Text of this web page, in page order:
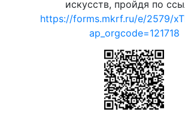
искусств, пройдя по
https://forms.mkrf.ru/e/2579/
ap_orgcode=121718